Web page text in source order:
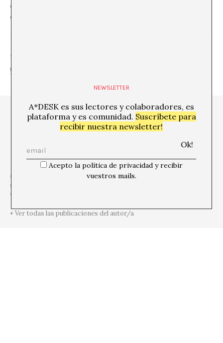
de un compasivo crítico. Ahí es donde los abogados del
diablo se convierten en abogados de pobres.
SHARE
Claudio Iglesias es un crítico radicado en Buenos Aires. Sus
últimos libros son Corazón y realidad (Consonni, Bilbao, 2018) y
Genios pobres (Mansalva, Buenos Aires, 2018).
+ Ver todas las publicaciones del autor/a
NEWSLETTER
A*DESK es sus lectores y colaboradores, es
plataforma y es comunidad. Suscríbete para
recibir nuestra newsletter!
Acepto la política de privacidad y recibir
vuestros mails.